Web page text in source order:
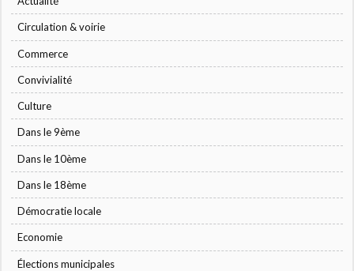
Circulation & voirie
Commerce
Convivialité
Culture
Dans le 9ème
Dans le 10ème
Dans le 18ème
Démocratie locale
Economie
Élections municipales